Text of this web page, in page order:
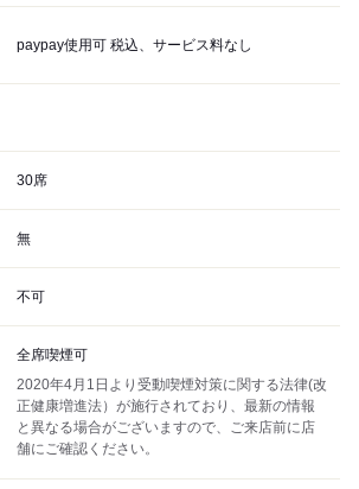
paypay使用可 税込、サービス料なし
30席
無
不可
全席喫煙可
2020年4月1日より受動喫煙対策に関する法律(改
正健康増進法）が施行されており、最新の情報
と異なる場合がございますので、ご来店前に店
舗にご確認ください。